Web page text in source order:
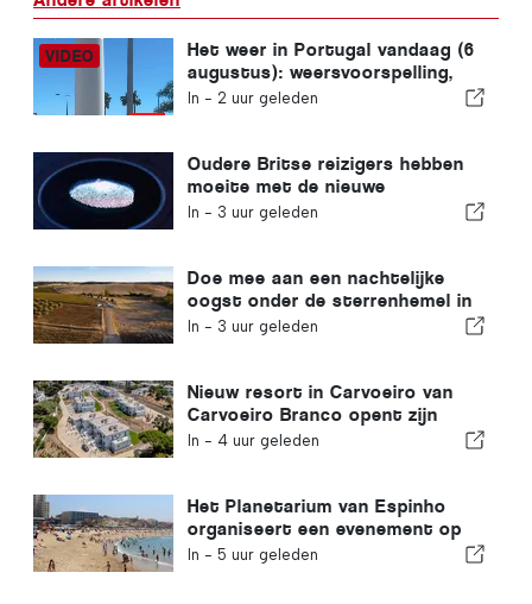
Het weer in Portugal vandaag (6
augustus): weersvoorspelling,
temperaturen en wat je kunt
In - 2 uur geleden
Oudere Britse reizigers hebben
moeite met de nieuwe
vingerafdrukcontroles van de
In - 3 uur geleden
Doe mee aan een nachtelijke
oogst onder de sterrenhemel in
de Alentejo
In - 3 uur geleden
Nieuw resort in Carvoeiro van
Carvoeiro Branco opent zijn
deuren
In - 4 uur geleden
Het Planetarium van Espinho
organiseert een evenement op
Praia da Baía tijdens de
In - 5 uur geleden